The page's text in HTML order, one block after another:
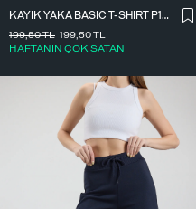
KAYIK YAKA BASIC T-SHIRT P1822
199,50TL
HAFTANIN ÇOK SATANI
199,50TL